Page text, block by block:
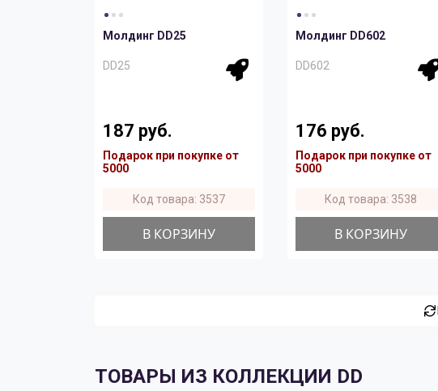
Молдинг DD25
DD25
187 руб.
Подарок при покупке от
5000
Код товара: 3537
В КОРЗИНУ
Молдинг DD602
DD602
176 руб.
Подарок при покупке от
5000
Код товара: 3538
В КОРЗИНУ
ТОВАРЫ ИЗ КОЛЛЕКЦИИ DD